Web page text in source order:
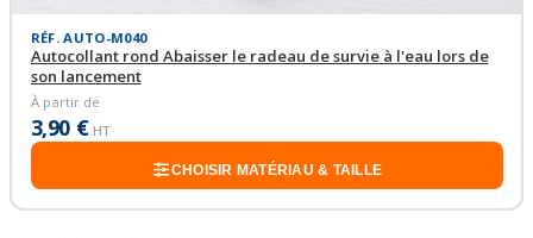
RÉF. AUTO-M040
Autocollant rond Abaisser le radeau de survie à l'eau lors de
son lancement
À partir de
3,90 € HT
CHOISIR MATÉRIAU & TAILLE